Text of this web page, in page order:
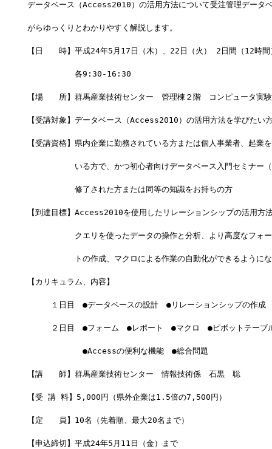
データベース（Access2010）の活用方法について受注管理データ
がらゆっくりとわかりやすく解説します。
【日　　時】平成24年5月17日（木）、22日（火） 2日間（12時間
各9:30-16:30
【場　　所】群馬産業技術センター　管理棟２階　コンピュータ実
【受講対象】データベース（Access2010）の活用方法を学びたい
【受講資格】県内企業に勤務されている方または個人事業者、起業
いる方で、かつ初心者向けデータベース入門セミナー（
修了された方または同等の知識をお持ちの方
【到達目標】Access2010を使用したリレーションシップの活用方
クエリを使ったデータの操作と分析、より高度なフォー
トの作成、マクロによる作業の自動化ができるようにな
【カリキュラム、内容】
１日目　●データベースの設計　●リレーションシップの作成
２日目　●フォーム　●レポート　●マクロ　●ピボットテーブ
●Accessの便利な機能　●総合問題
【講　　師】群馬産業技術センター　情報技術係　石黒　聡
【受 講 料】5,000円（県外企業は1.5倍の7,500円）
【定　　員】10名（先着順、最大20名まで）
【申込締切】平成24年5月11日（金）まで